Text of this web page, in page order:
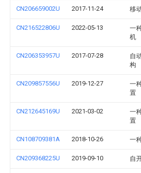
CN206659002U 2017-11-24 移
CN216522806U 2022-05-13
一
机
CN206353957U 2017-07-28
自
构
CN209857556U 2019-12-27
一
置
CN212645169U 2021-03-02
一
置
CN108709381A 2018-10-26 一
CN209368225U 2019-09-10 自